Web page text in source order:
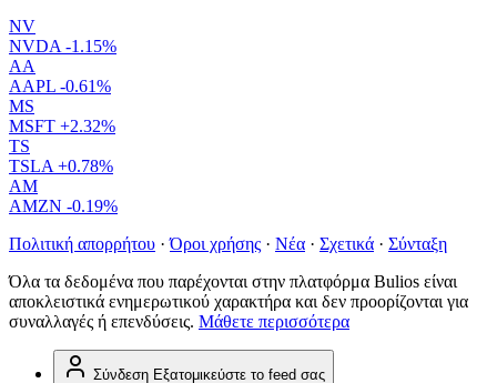
NV
NVDA -1.15%
AA
AAPL -0.61%
MS
MSFT +2.32%
TS
TSLA +0.78%
AM
AMZN -0.19%
Πολιτική απορρήτου · Όροι χρήσης · Νέα · Σχετικά · Σύνταξη
Όλα τα δεδομένα που παρέχονται στην πλατφόρμα Bulios είναι
αποκλειστικά ενημερωτικού χαρακτήρα και δεν προορίζονται για
συναλλαγές ή επενδύσεις. Μάθετε περισσότερα
Σύνδεση Εξατομικεύστε το feed σας